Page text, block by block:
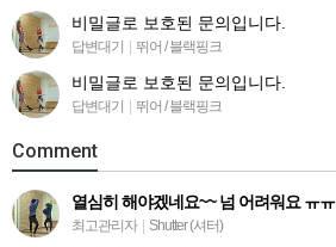
비밀글로 보호된 문의입니다.
답변대기 | 뛰어 / 블랙핑크
비밀글로 보호된 문의입니다.
답변대기 | 뛰어 / 블랙핑크
Comment
열심히 해야겠네요~~ 넘 어려워요 ㅠㅠ
최고관리자 | Shutter (셔터)